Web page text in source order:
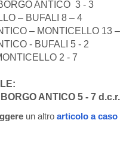
ANTICO 3 - 3
– BUFALI 8 – 4
– MONTICELLO 13
- BUFALI 5 - 2
2 - 7
ANTICO 5 - 7
un altro articolo a caso